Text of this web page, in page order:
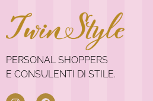
PERSONAL SHOPPERS
E CONSULENTI DI STILE.